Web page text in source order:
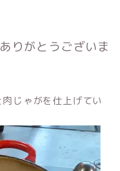
りがとうございま
じゃがを仕上げてい